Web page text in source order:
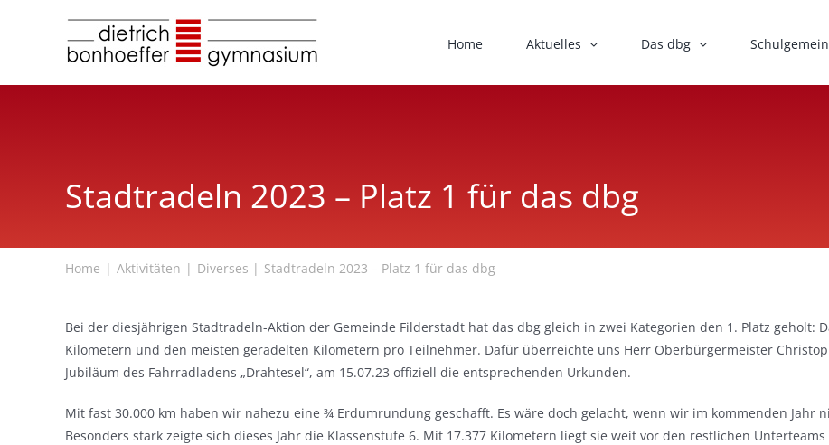
Home Aktuelles Das dbg
Stadtradeln 2023 – Platz 1 für das dbg
Home Aktivitäten Diverses Stadtradeln 2023 – Platz 1 für das dbg
Bei der diesjährigen Stadtradeln-Aktion der Gemeinde Filderstadt hat das dbg gleich in zwei Kategorien den 1. Platz geholt:
Kilometern und den meisten geradelten Kilometern pro Teilnehmer. Dafür überreichte uns Herr Oberbürgermeister
Jubiläum des Fahrradladens „Drahtesel“, am 15.07.23 offiziell die entsprechenden Urkunden.
Mit fast 30.000 km haben wir nahezu eine ¾ Erdumrundung geschafft. Es wäre doch gelacht, wenn wir im kommenden Jahr
Besonders stark zeigte sich dieses Jahr die Klassenstufe 6. Mit 17.377 Kilometern liegt sie weit vor den restlichen Unterteams